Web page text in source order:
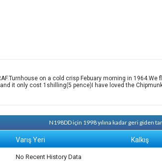
on a cold crisp Febuary morning in
it only cost 1shilling(5 pence)I have loved the
N198DD için 1998 yılına kadar geri giden
Varış Yeri Kalkış
No Recent History Data